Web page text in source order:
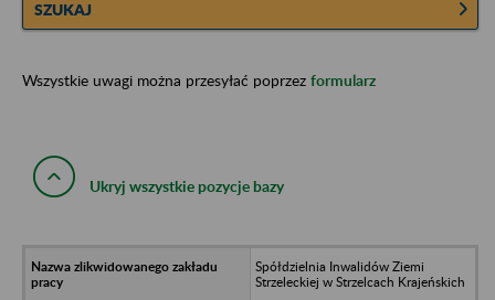
SZUKAJ
Wszystkie uwagi można przesyłać poprzez formularz
Ukryj wszystkie pozycje bazy
Spółdzielnia Inwalidów Ziemi
Strzeleckiej w Strzelcach Krajeńskich